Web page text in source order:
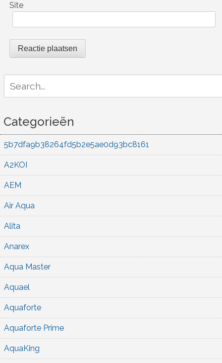
Site
for:
Categorieën
5b7dfa9b38264fd5b2e5ae0d93bc8161
A2KOI
AEM
Air Aqua
Alita
Anarex
Aqua Master
Aquael
Aquaforte
Aquaforte Prime
AquaKing